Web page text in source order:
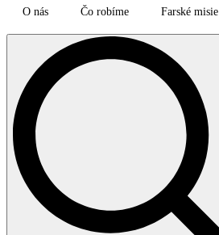
O nás Čo robíme Farské misie